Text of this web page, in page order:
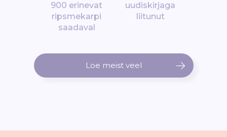
900 erinevat
ripsmekarpi
saadaval
uudiskirjaga
liitunut
Loe meist veel